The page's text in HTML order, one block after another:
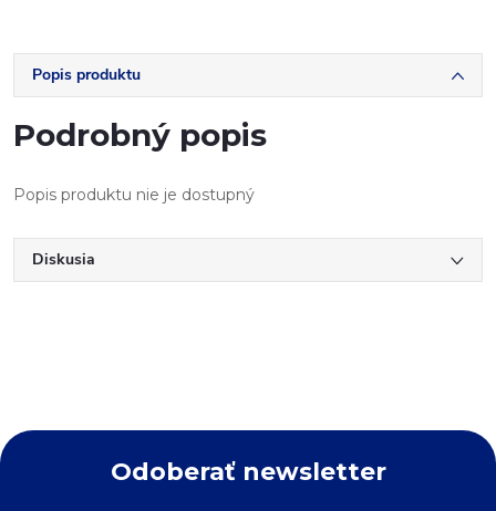
Popis produktu
Podrobný popis
Popis produktu nie je dostupný
Diskusia
Odoberať newsletter